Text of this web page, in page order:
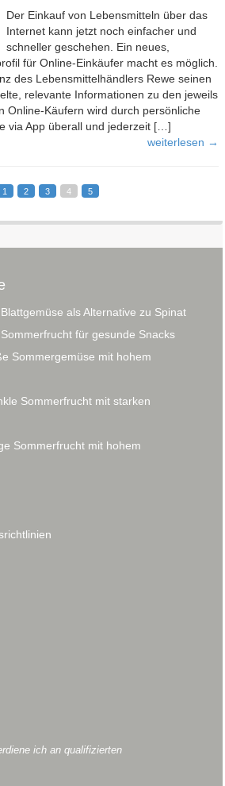
Der Einkauf von Lebensmitteln über das
Internet kann jetzt noch einfacher und
schneller geschehen. Ein neues,
für Online-Einkäufer macht es möglich.
des Lebensmittelhändlers Rewe seinen
relevante Informationen zu den jeweils
Online-Käufern wird durch persönliche
via App überall und jederzeit […]
weiterlesen →
1 2 3 4 5
als Alternative zu Spinat
für gesunde Snacks
Sommergemüse mit hohem
Sommerfrucht mit starken
Sommerfrucht mit hohem
ich an qualifizierten